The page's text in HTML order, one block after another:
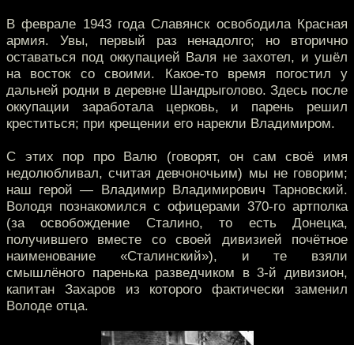
В феврале 1943 года Славянск освободила Красная
армия. Увы, первый раз ненадолго; но вторично
оставаться под оккупацией Валя не захотел, и ушёл
на восток со своими. Какое-то время погостил у
дальней родни в деревне Шандрыголово. Здесь после
оккупации заработала церковь, и парень решил
креститься; при крещении его нарекли Владимиром.
С этих пор про Валю (говорят, он сам своё имя
недолюбливал, считая девчоночьим) мы не говорим;
наш герой — Владимир Владимирович Тарновский.
Володя познакомился с офицерами 370-го артполка
(за освобождение Сталино, то есть Донецка,
получившего вместе со своей дивизией почётное
наименование «Сталинский»), и те взяли
смышлёного паренька разведчиком в 3-й дивизион,
капитан Захаров из которого фактически заменил
Володе отца.